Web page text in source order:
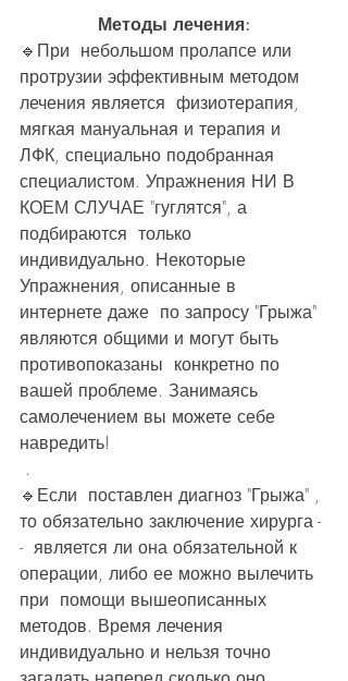
Методы лечения:
🔹️При  небольшом пролапсе или
протрузии эффективным методом
лечения является  физиотерапия,
мягкая мануальная и терапия и
ЛФК, специально подобранная
специалистом. Упражнения НИ В
КОЕМ СЛУЧАЕ "гуглятся", а
подбираются  только
индивидуально. Некоторые
Упражнения, описанные в
интернете даже  по запросу "Грыжа"
являются общими и могут быть
противопоказаны  конкретно по
вашей проблеме. Занимаясь
самолечением вы можете себе
навредить!
.
🔹️Если  поставлен диагноз "Грыжа" ,
то обязательно заключение хирурга -
-  является ли она обязательной к
операции, либо ее можно вылечить
при  помощи вышеописанных
методов. Время лечения
индивидуально и нельзя точно